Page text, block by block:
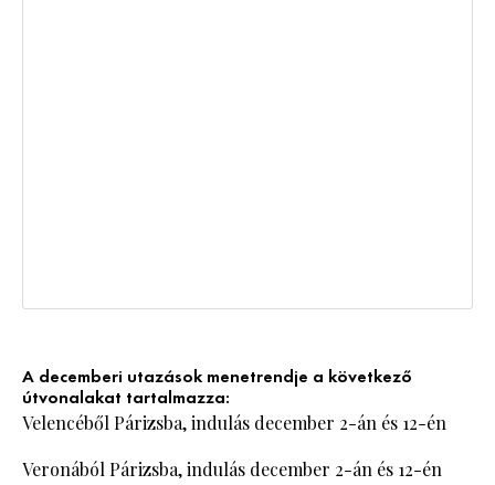
A decemberi utazások menetrendje a következő
útvonalakat tartalmazza:
Velencéből Párizsba, indulás december 2-án és 12-én
Veronából Párizsba, indulás december 2-án és 12-én